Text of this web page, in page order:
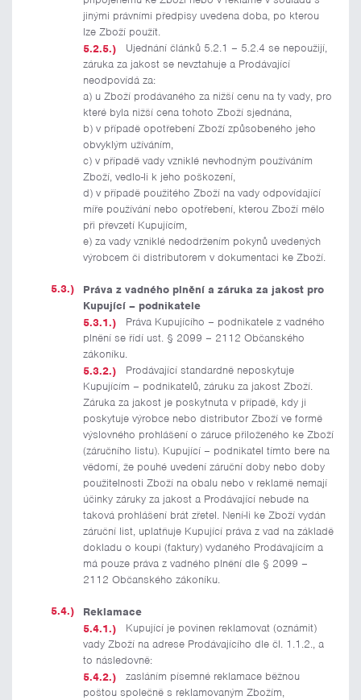
jinými právními předpisy uvedena doba, po kterou
lze Zboží použít.
Ujednání článků 5.2.1 – 5.2.4 se nepoužijí,
záruka za jakost se nevztahuje a Prodávající
neodpovídá za:
a) u Zboží prodávaného za nižší cenu na ty vady, pro
které byla nižší cena tohoto Zboží sjednána,
b) v případě opotřebení Zboží způsobeného jeho
obvyklým užíváním,
c) v případě vady vzniklé nevhodným používáním
Zboží, vedlo-li k jeho poškození,
d) v případě použitého Zboží na vady odpovídající
míře používání nebo opotřebení, kterou Zboží mělo
při převzetí Kupujícím,
e) za vady vzniklé nedodržením pokynů uvedených
výrobcem či distributorem v dokumentaci ke Zboží.
Práva z vadného plnění a záruka za jakost pro
Kupující – podnikatele
Práva Kupujícího – podnikatele z vadného
plnění se řídí ust. § 2099 – 2112 Občanského
zákoníku.
Prodávající standardně neposkytuje
Kupujícím – podnikatelů, záruku za jakost Zboží.
Záruka za jakost je poskytnuta v případě, kdy ji
poskytuje výrobce nebo distributor Zboží ve formě
výslovného prohlášení o záruce přiloženého ke Zboží
(záručního listu). Kupující – podnikatel tímto bere na
vědomí, že pouhé uvedení záruční doby nebo doby
použitelnosti Zboží na obalu nebo v reklamě nemají
účinky záruky za jakost a Prodávající nebude na
taková prohlášení brát zřetel. Není-li ke Zboží vydán
záruční list, uplatňuje Kupující práva z vad na základě
dokladu o koupi (faktury) vydaného Prodávajícím a
má pouze práva z vadného plnění dle § 2099 –
2112 Občanského zákoníku.
Reklamace
Kupující je povinen reklamovat (oznámit)
vady Zboží na adrese Prodávajícího dle čl. 1.1.2., a
to následovně:
zasláním písemné reklamace běžnou
poštou společně s reklamovaným Zbožím,